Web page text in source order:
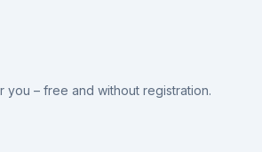
you – free and without registration.